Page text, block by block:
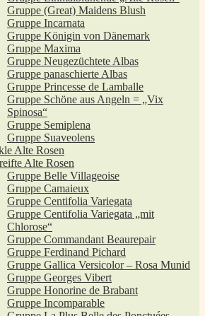
Gruppe (Great) Maidens Blush
Gruppe Incarnata
Gruppe Königin von Dänemark
Gruppe Maxima
Gruppe Neugezüchtete Albas
Gruppe panaschierte Albas
Gruppe Princesse de Lamballe
Gruppe Schöne aus Angeln = „Vix
Spinosa“
Gruppe Semiplena
Gruppe Suaveolens
Alte Rosen
Alte Rosen
Gruppe Belle Villageoise
Gruppe Camaieux
Gruppe Centifolia Variegata
Gruppe Centifolia Variegata „mit
Chlorose“
Gruppe Commandant Beaurepair
Gruppe Ferdinand Pichard
Gruppe Gallica Versicolor – Rosa Munid
Gruppe Georges Vibert
Gruppe Honorine de Brabant
Gruppe Incomparable